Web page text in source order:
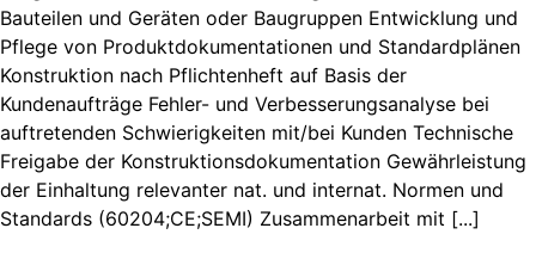
Bauteilen und Geräten oder Baugruppen Entwicklung und
Pflege von Produktdokumentationen und Standardplänen
Konstruktion nach Pflichtenheft auf Basis der
Kundenaufträge Fehler- und Verbesserungsanalyse bei
auftretenden Schwierigkeiten mit/bei Kunden Technische
Freigabe der Konstruktionsdokumentation Gewährleistung
der Einhaltung relevanter nat. und internat. Normen und
Standards (60204;CE;SEMI) Zusammenarbeit mit [...]